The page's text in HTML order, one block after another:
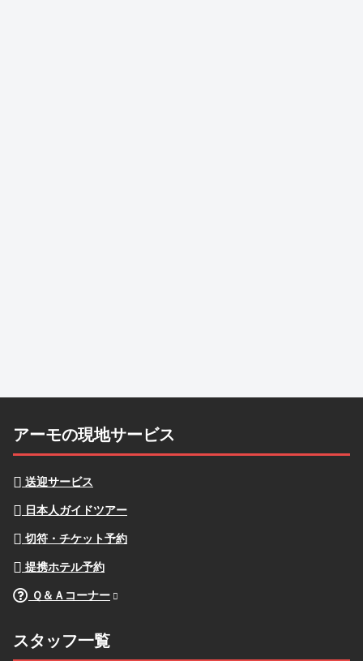
アーモの現地サービス
送迎サービス
日本人ガイドツアー
切符・チケット予約
提携ホテル予約
Ｑ＆Ａコーナー
スタッフ一覧